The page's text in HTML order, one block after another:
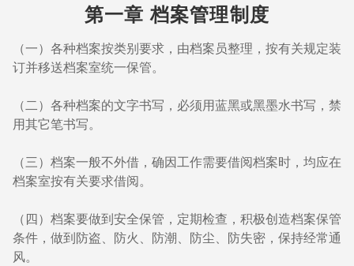
第一章 档案管理制度
（一）各种档案按类别要求，由档案员整理，按有关规定装
订并移送档案室统一保管。
（二）各种档案的文字书写，必须用蓝黑或黑墨水书写，禁
用其它笔书写。
（三）档案一般不外借，确因工作需要借阅档案时，均应在
档案室按有关要求借阅。
（四）档案要做到安全保管，定期检查，积极创造档案保管
条件，做到防盗、防火、防潮、防尘、防失密，保持经常通
风。